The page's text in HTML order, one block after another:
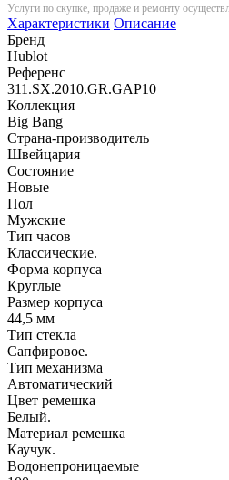
Услуги по скупке, продаже и ремонту
Характеристики Описание
Бренд
Hublot
Референс
311.SX.2010.GR.GAP10
Коллекция
Big Bang
Страна-производитель
Швейцария
Состояние
Новые
Пол
Мужские
Тип часов
Классические.
Форма корпуса
Круглые
Размер корпуса
44,5 мм
Тип стекла
Сапфировое.
Тип механизма
Автоматический
Цвет ремешка
Белый.
Материал ремешка
Каучук.
Водонепроницаемые